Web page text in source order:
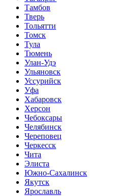
Тамбов
Тверь
Тольятти
Томск
Тула
Тюмень
Улан-Удэ
Ульяновск
Уссурийск
Уфа
Хабаровск
Херсон
Чебоксары
Челябинск
Череповец
Черкесск
Чита
Элиста
Южно-Сахалинск
Якутск
Ярославль